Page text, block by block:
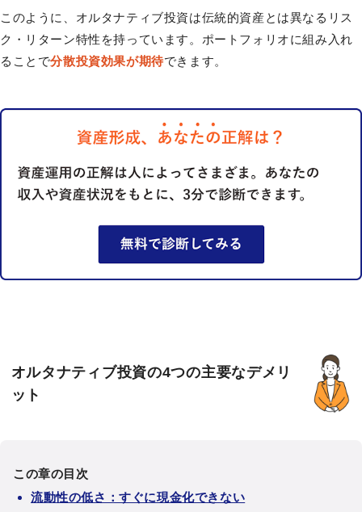
このように、オルタナティブ投資は伝統的資産とは異なるリス
ク・リターン特性を持っています。ポートフォリオに組み入れ
ることで分散投資効果が期待できます。
オルタナティブ投資の4つの主要なデメリ
ット
この章の目次
流動性の低さ：すぐに現金化できない